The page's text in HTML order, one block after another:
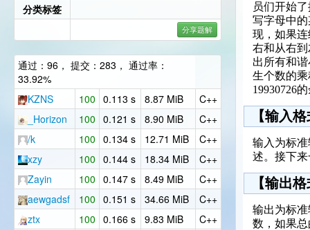
分类标签
分享题解
通过：96， 提交：283， 通过率：
33.92%
KZNS
100 0.113 s 8.87 MiB
C++
_Horizon
100 0.121 s 8.90 MiB
C++
/k
100 0.134 s 12.71 MiB
C++
xzy
100 0.144 s 18.34 MiB
C++
Zayin
100 0.147 s 8.49 MiB
C++
aewgadsf
100 0.151 s 34.66 MiB
C++
ztx
100 0.166 s 9.83 MiB
C++
员们开始
写字母中
现，如果
右和从右
出所有和
生个数的
19930726
【输入
输入为标
述。接下
【输出
输出为标
数，如果